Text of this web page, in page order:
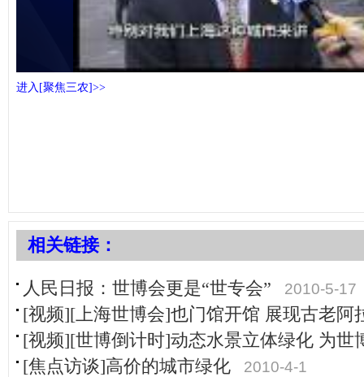
进入[聚焦三农]>>
相关链接：
人民日报：世博会更是“世专会” 2010-5-17
[视频][上海世博会]也门馆开馆 展现古老阿
[视频][世博倒计时]动态水景立体绿化 为世
[焦点访谈]高价的城市绿化
2010-4-1